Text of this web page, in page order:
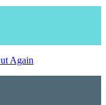
Again